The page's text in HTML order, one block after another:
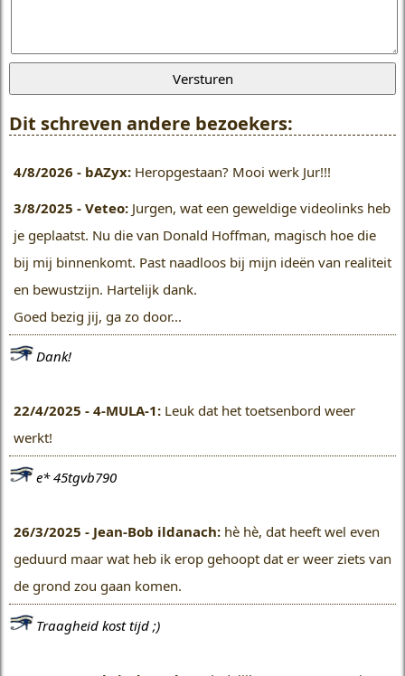
Dit schreven andere bezoekers:
4/8/2026 - bAZyx: Heropgestaan? Mooi werk Jur!!!
3/8/2025 - Veteo: Jurgen, wat een geweldige videolinks heb
je geplaatst. Nu die van Donald Hoffman, magisch hoe die
bij mij binnenkomt. Past naadloos bij mijn ideën van realiteit
en bewustzijn. Hartelijk dank.
Goed bezig jij, ga zo door...
Dank!
22/4/2025 - 4-MULA-1: Leuk dat het toetsenbord weer
werkt!
e* 45tgvb790
26/3/2025 - Jean-Bob ildanach: hè hè, dat heeft wel even
geduurd maar wat heb ik erop gehoopt dat er weer ziets van
de grond zou gaan komen.
Traagheid kost tijd ;)